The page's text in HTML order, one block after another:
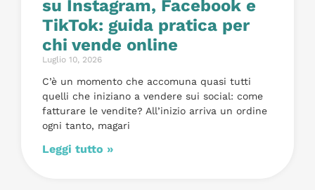
su Instagram, Facebook e
TikTok: guida pratica per
chi vende online
Luglio 10, 2026
C’è un momento che accomuna quasi tutti
quelli che iniziano a vendere sui social: come
fatturare le vendite? All’inizio arriva un ordine
ogni tanto, magari
Leggi tutto »